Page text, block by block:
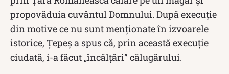
propovăduia cuvântul Domnului. După execuție
din motive ce nu sunt menționate în izvoarele
istorice, Țepeș a spus că, prin această execuție
ciudată, i-a făcut „încălțări” călugărului.